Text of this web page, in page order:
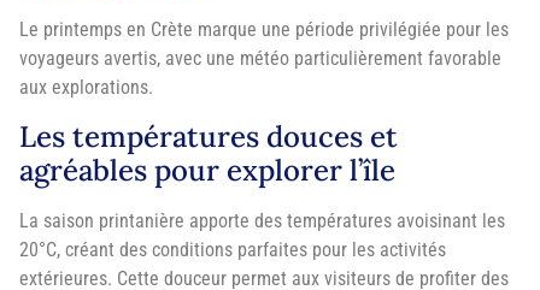
Le printemps en Crète marque une période privilégiée pour les
voyageurs avertis, avec une météo particulièrement favorable
aux explorations.
Les températures douces et
agréables pour explorer l’île
La saison printanière apporte des températures avoisinant les
20°C, créant des conditions parfaites pour les activités
extérieures. Cette douceur permet aux visiteurs de profiter des